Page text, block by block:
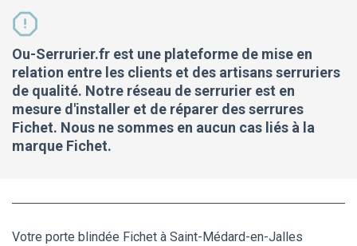
Ou-Serrurier.fr est une plateforme de mise en
relation entre les clients et des artisans serruriers
de qualité. Notre réseau de serrurier est en
mesure d'installer et de réparer des serrures
Fichet. Nous ne sommes en aucun cas liés à la
marque Fichet.
Votre porte blindée Fichet à Saint-Médard-en-Jalles